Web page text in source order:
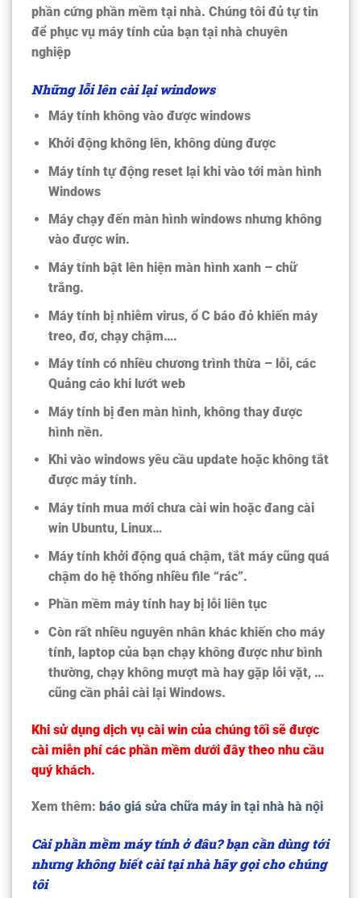
phần cứng phần mềm tại nhà. Chúng tôi đủ tự tin
để phục vụ máy tính của bạn tại nhà chuyên
nghiệp
Những lỗi lên cài lại windows
Máy tính không vào được windows
Khởi động không lên, không dùng được
Máy tính tự động reset lại khi vào tới màn hình
Windows
Máy chạy đến màn hình windows nhưng không
vào được win.
Máy tính bật lên hiện màn hình xanh – chữ
trắng.
Máy tính bị nhiễm virus, ổ C báo đỏ khiến máy
treo, đơ, chạy chậm….
Máy tính có nhiều chương trình thừa – lỗi, các
Quảng cáo khi lướt web
Máy tính bị đen màn hình, không thay được
hình nền.
Khi vào windows yêu cầu update hoặc không tắt
được máy tính.
Máy tính mua mới chưa cài win hoặc đang cài
win Ubuntu, Linux…
Máy tính khởi động quá chậm, tắt máy cũng quá
chậm do hệ thống nhiều file “rác”.
Phần mềm máy tính hay bị lỗi liên tục
Còn rất nhiều nguyên nhân khác khiến cho máy
tính, laptop của bạn chạy không được như bình
thường, chạy không mượt mà hay gặp lỗi vặt, …
cũng cần phải cài lại Windows.
Khi sử dụng dịch vụ cài win của chúng tối sẽ được
cài miễn phí các phần mềm dưới đây theo nhu cầu
quý khách.
Xem thêm: báo giá sửa chữa máy in tại nhà hà nội
Cài phần mềm máy tính ở đâu? bạn cần dùng tới
nhưng không biết cài tại nhà hãy gọi cho chúng
tôi